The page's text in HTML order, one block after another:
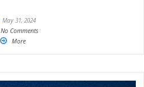
May 31, 2024
No Comments
More